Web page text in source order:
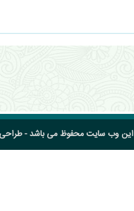
این وب سایت محفوظ می باشد -